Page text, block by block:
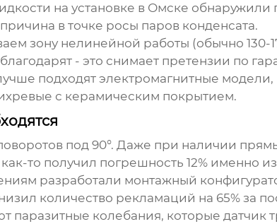
на установке в Омске обнаружили
в точке росы паров конденсата.
зону нелинейной работы (обычно 130-
- это снимает претензии по
подходят электромагнитные модели,
с керамическим покрытием.
под 90°. Даже при наличии
то получил погрешность 12% именно
разработали монтажный
количество рекламаций на 65% за
колебания, которые датчик